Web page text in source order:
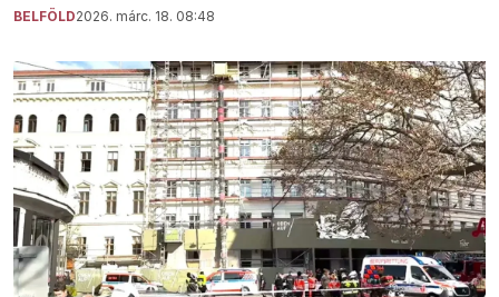
BELFÖLD2026. márc. 18. 08:48